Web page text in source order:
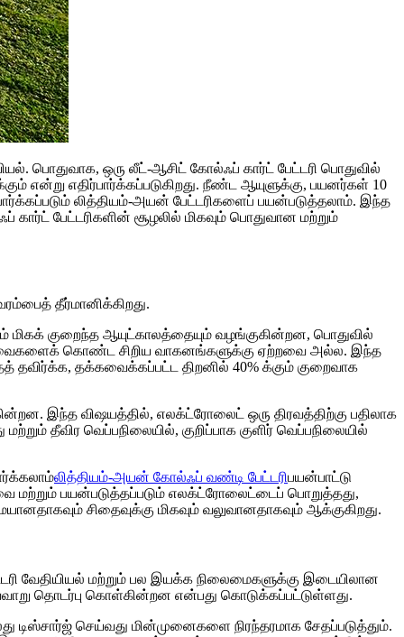
பொதுவாக, ஒரு லீட்-ஆசிட் கோல்ஃப் கார்ட் பேட்டரி பொதுவில்
என்று எதிர்பார்க்கப்படுகிறது. நீண்ட ஆயுளுக்கு, பயனர்கள் 10
லித்தியம்-அயன் பேட்டரிகளைப் பயன்படுத்தலாம். இந்த
கார்ட் பேட்டரிகளின் சூழலில் மிகவும் பொதுவான மற்றும்
தீர்மானிக்கிறது.
மிகக் குறைந்த ஆயுட்காலத்தையும் வழங்குகின்றன, பொதுவில்
கொண்ட சிறிய வாகனங்களுக்கு ஏற்றவை அல்ல. இந்த
தக்கவைக்கப்பட்ட திறனில் 40% க்கும் குறைவாக
இந்த விஷயத்தில், எலக்ட்ரோலைட் ஒரு திரவத்திற்கு பதிலாக
தீவிர வெப்பநிலையில், குறிப்பாக குளிர் வெப்பநிலையில்
லித்தியம்-அயன் கோல்ஃப் வண்டி பேட்டரிபயன்பாட்டு
மற்றும் பயன்படுத்தப்படும் எலக்ட்ரோலைட்டைப் பொறுத்தது,
சிதைவுக்கு மிகவும் வலுவானதாகவும் ஆக்குகிறது.
வேதியியல் மற்றும் பல இயக்க நிலைமைகளுக்கு இடையிலான
தொடர்பு கொள்கின்றன என்பது கொடுக்கப்பட்டுள்ளது.
டிஸ்சார்ஜ் செய்வது மின்முனைகளை நிரந்தரமாக சேதப்படுத்தும்.